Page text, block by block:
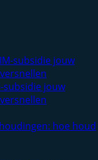
subsidie jouw
hoe houd